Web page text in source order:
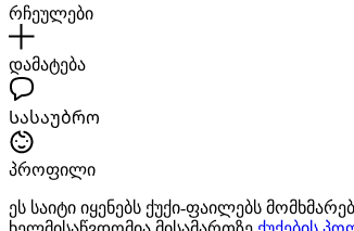
რჩეულები
დამატება
Სასაუბრო
პროფილი
ეს საიტი იყენებს ქუქი-ფაილებს